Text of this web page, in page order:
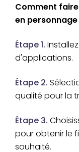
Comment
en personnage
Étape 1.
d'applications.
Étape 2.
qualité pour la
Étape 3.
pour obtenir le
souhaité.